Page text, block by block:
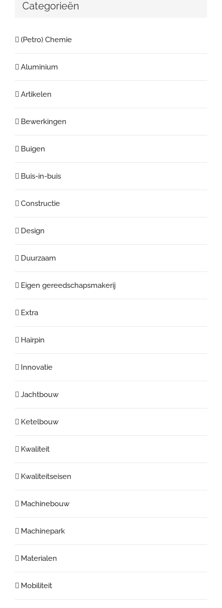
Categorieën
(Petro) Chemie
Aluminium
Artikelen
Bewerkingen
Buigen
Buis-in-buis
Constructie
Design
Duurzaam
Eigen gereedschapsmakerij
Extra
Hairpin
Innovatie
Jachtbouw
Ketelbouw
Kwaliteit
Kwaliteitseisen
Machinebouw
Machinepark
Materialen
Mobiliteit